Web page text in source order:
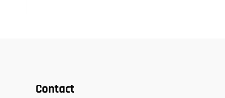
Contact